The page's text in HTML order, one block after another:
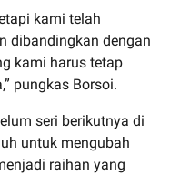
kami telah
dibandingkan dengan
kami harus tetap
pungkas Borsoi.
seri berikutnya di
untuk mengubah
raihan yang